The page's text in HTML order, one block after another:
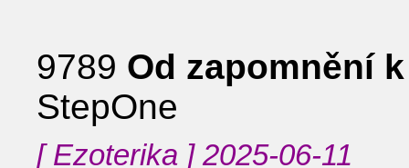
9789 Od zapomnění
StepOne
[ Ezoterika ] 2025-06-11